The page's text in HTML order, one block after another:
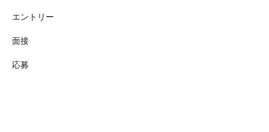
エントリー
面接
応募